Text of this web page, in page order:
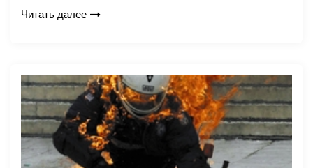
Читать далее